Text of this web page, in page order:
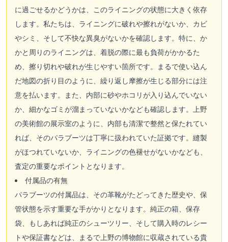
に過ごせるかどうかは、このライニングの状態に大きく依存
します。私たちは、ライニングに破れや擦れがないか、カビ
やシミ、そして不快な異臭がないかを確認します。特に、か
かと周りのライニングは、着脱の際に最も負荷がかかるた
め、擦り切れや破れが生じやすい箇所です。まるで使い込ん
だ地図の折り目のように、繰り返し摩擦が生じる部分には注
意を払います。また、内部に砂やホコリが入り込んでいない
か、細かなゴミが溜まっていないかなども確認します。上野
の美術館の展示室のように、内部も清潔で整然と保たれてい
れば、そのパラブーツは丁寧に扱われていた証拠です。縫製
がほつれていないか、ライニングの色褪せがないかなども、
査定の重要なポイントとなります。
付属品の有無
パラブーツの付属品は、その革靴がたどってきた歴史や、保
管状態を示す重要な手がかりとなります。純正の箱、保存
袋、もしあれば純正のシューツリー、そして購入時のレシー
トや保証書などは、まるで上野の博物館に収蔵されている貴